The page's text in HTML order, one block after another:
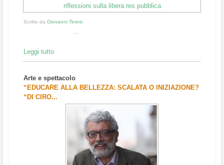
Scritto da Giovanni Teresi
...
Leggi tutto
Arte e spettacolo
“EDUCARE ALLA BELLEZZA: SCALATA O INIZIAZIONE?
“DI CIRO...